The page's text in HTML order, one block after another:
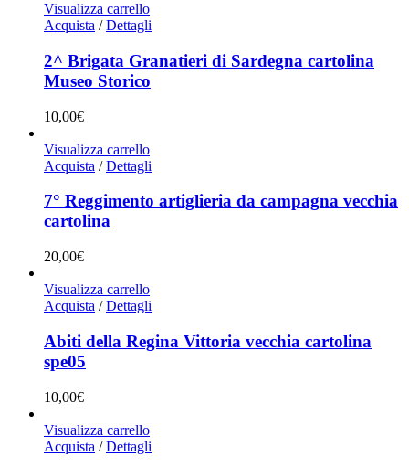
Visualizza carrello
Acquista / Dettagli
2^ Brigata Granatieri di Sardegna cartolina
Museo Storico
10,00€
Visualizza carrello
Acquista / Dettagli
7° Reggimento artiglieria da campagna vecchia
cartolina
20,00€
Visualizza carrello
Acquista / Dettagli
Abiti della Regina Vittoria vecchia cartolina
spe05
10,00€
Visualizza carrello
Acquista / Dettagli